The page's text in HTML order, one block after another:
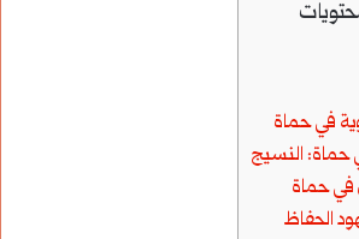
في حماة
حماة: النسيج
في حماة
الحفاظ